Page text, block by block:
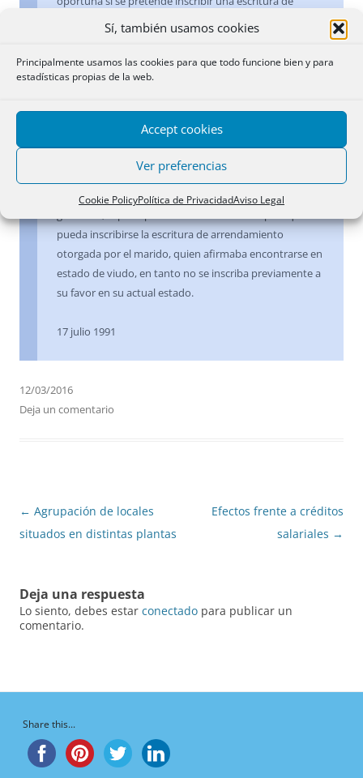
Sí, también usamos cookies
Principalmente usamos las cookies para que todo funcione bien y para
estadísticas propias de la web.
Accept cookies
Ver preferencias
Cookie PolicyPolítica de PrivacidadAviso Legal
elevación a público de un contrato de arrendamiento y,
arrendador ya no es el titular registral, como
consecuencia de una adjudicación judicial de la finca.
En arrendamientos.- Inscrita una finca con carácter
pueda inscribirse la escritura de arrendamiento
otorgada por el marido, quien afirmaba encontrarse en
estado de viudo, en tanto no se inscriba previamente a
su favor en su actual estado.
17 julio 1991
12/03/2016
Deja un comentario
Navegación
de
← Agrupación de locales
situados en distintas plantas
Efectos frente a créditos
salariales →
Deja una respuesta
Lo siento, debes estar conectado para publicar un
comentario.
Share this...